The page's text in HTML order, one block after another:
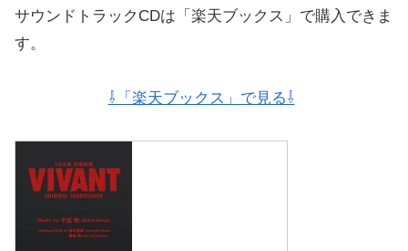
サウンドトラックCDは「楽天ブックス」で購入できま
す。
⇩「楽天ブックス」で見る⇩